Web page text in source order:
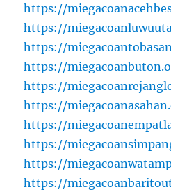
https://
https://
https://
https://
https://
https://
https://
https://
https://
https://